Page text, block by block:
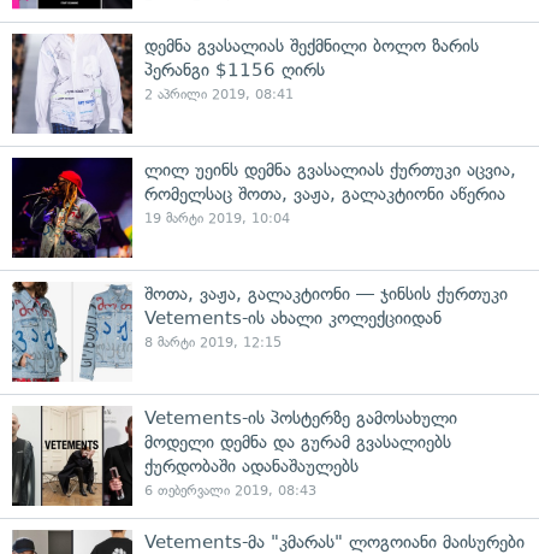
დემნა გვასალიას შექმნილი ბოლო ზარის
პერანგი $1156 ღირს
2 აპრილი 2019, 08:41
ლილ უეინს დემნა გვასალიას ქურთუკი აცვია,
რომელსაც შოთა, ვაჟა, გალაკტიონი აწერია
19 მარტი 2019, 10:04
შოთა, ვაჟა, გალაკტიონი — ჯინსის ქურთუკი
Vetements-ის ახალი კოლექციიდან
8 მარტი 2019, 12:15
Vetements-ის პოსტერზე გამოსახული
მოდელი დემნა და გურამ გვასალიებს
ქურდობაში ადანაშაულებს
6 თებერვალი 2019, 08:43
Vetements-მა "კმარას" ლოგოიანი მაისურები